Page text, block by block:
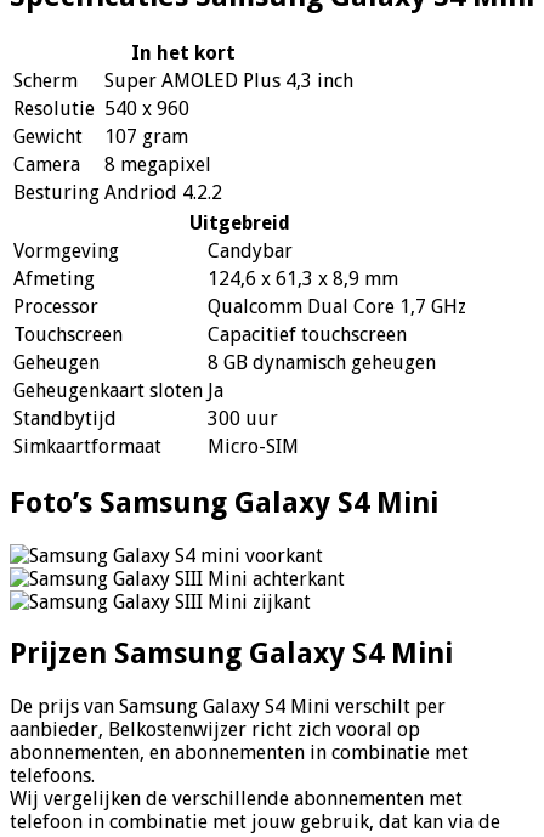
In het kort
Scherm
Super AMOLED Plus 4,3 inch
Resolutie 540 x 960
Gewicht
107 gram
Camera
8 megapixel
Besturing Andriod 4.2.2
Uitgebreid
Vormgeving
Candybar
Afmeting
124,6 x 61,3 x 8,9 mm
Processor
Qualcomm Dual Core 1,7 GHz
Touchscreen
Capacitief touchscreen
Geheugen
8 GB dynamisch geheugen
Geheugenkaart sloten Ja
Standbytijd
300 uur
Simkaartformaat
Micro-SIM
Foto’s Samsung Galaxy S4 Mini
Prijzen Samsung Galaxy S4 Mini
De prijs van Samsung Galaxy S4 Mini verschilt per
aanbieder, Belkostenwijzer richt zich vooral op
abonnementen, en abonnementen in combinatie met
telefoons.
Wij vergelijken de verschillende abonnementen met
telefoon in combinatie met jouw gebruik, dat kan via de